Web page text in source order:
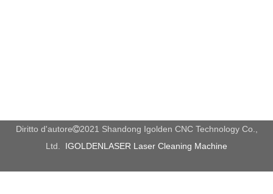
Diritto d'autore2021 Shandong Igolden CNC Technology Co.,
Ltd. IGOLDENLASER Laser Cleaning Machine